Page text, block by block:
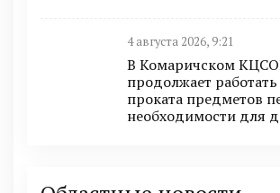
4 августа 2026, 9:21
В Комаричском
продолжает
проката предметов
необходимости для